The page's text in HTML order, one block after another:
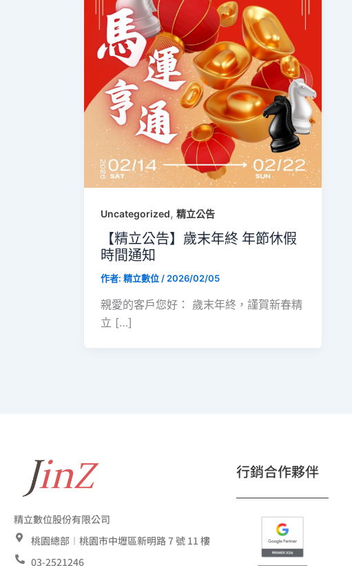
Uncategorized, 精立公告
【精立公告】歲末年終 年節休假
時間通知
作者: 精立數位/2026/02/05
親愛的客戶您好： 歲末年終，謹賀新春精
立 […]
精立數位股份有限公司
桃園總部︱桃園市中壢區新明路 7 號 11 樓
03-2521246
行銷合作夥伴